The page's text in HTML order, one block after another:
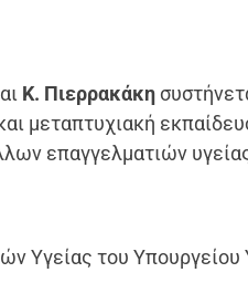
Κ. Πιερρακάκη
μεταπτυχιακή
επαγγελματιών
Υγείας του Υπουργείου